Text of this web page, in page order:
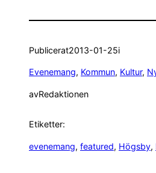
Publicerat2013-01-25i
Evenemang, Kommun, Kultur,
avRedaktionen
Etiketter:
evenemang, featured, Högsby,